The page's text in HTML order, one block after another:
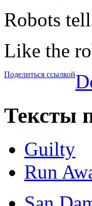
Robots
Like the
Поделиться ссылкой
Тексты
Guilty
Run